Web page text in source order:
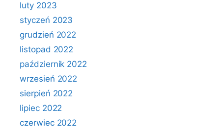
luty 2023
styczeń 2023
grudzień 2022
listopad 2022
październik 2022
wrzesień 2022
sierpień 2022
lipiec 2022
czerwiec 2022